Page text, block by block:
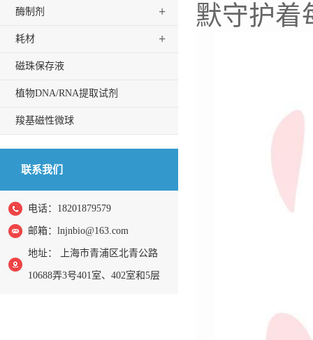
酶制剂 +
耗材 +
磁珠保存液
植物DNA/RNA提取试剂
羧基磁性微球
联系我们
电话：18201879579
邮箱： lnjnbio@163.com
地址： 上海市青浦区北青公路
10688弄3号401室、402室和5层
默守护着